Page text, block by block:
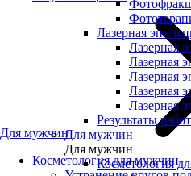
Для мужчин
Косметология для мужчин
Лазерная
Лазерная
Лазерная
Лазерная
Лазерная
Лазерная
Результаты работ
Для мужчин
Для мужчин
Косметология